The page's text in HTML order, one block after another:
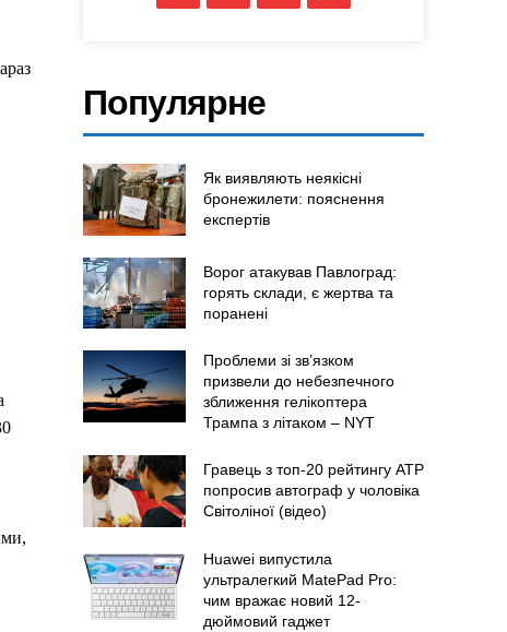
Популярне
Як виявляють неякісні
бронежилети: пояснення
експертів
Ворог атакував Павлоград:
горять склади, є жертва та
поранені
Проблеми зі зв’язком
призвели до небезпечного
зближення гелікоптера
Трампа з літаком – NYT
Гравець з топ-20 рейтингу ATP
попросив автограф у чоловіка
Світоліної (відео)
Huawei випустила
ультралегкий MatePad Pro:
чим вражає новий 12-
дюймовий гаджет